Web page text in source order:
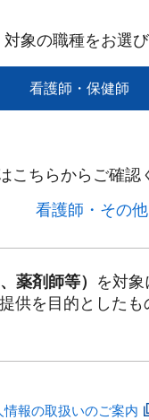
象の職種をお選
看護師・保健師
ちらからご確認
看護師・その
薬剤師等） を対
を目的としたも
情報の取扱いのご案内